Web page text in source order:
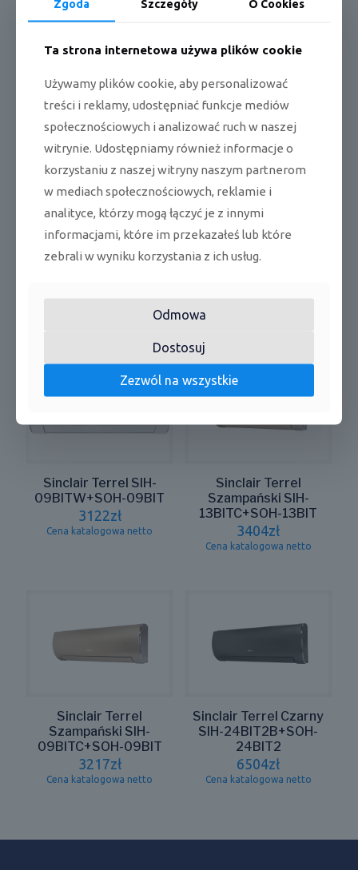
Dane techniczne:
*odpowiednia wentylacja i temperatura kilku pomieszczeń
*sterowanie przepustnicami powietrza
*automatyczna kontrola pracy wentylatora
*elastyczna instalacja
*liniowa kontrola sprężu dyspozycyjnego (technologia ESP)
*praca w wielu pomieszczeniach
Sinclair Terrel SIH-
09BITW+SOH-09BIT
3122zł
Cena katalogowa netto
Sinclair Terrel
Szampański SIH-
13BITC+SOH-13BIT
3404zł
Cena katalogowa netto
Sinclair Terrel
Szampański SIH-
09BITC+SOH-09BIT
3217zł
Cena katalogowa netto
Sinclair Terrel Czarny
SIH-24BIT2B+SOH-
24BIT2
6504zł
Cena katalogowa netto
Zgoda Szczegóły O Cookies
Ta strona internetowa używa plików cookie
Używamy plików cookie, aby personalizować
treści i reklamy, udostępniać funkcje mediów
społecznościowych i analizować ruch w naszej
witrynie. Udostępniamy również informacje o
korzystaniu z naszej witryny naszym partnerom
w mediach społecznościowych, reklamie i
analityce, którzy mogą łączyć je z innymi
informacjami, które im przekazałeś lub które
zebrali w wyniku korzystania z ich usług.
Odmowa
Dostosuj
Zezwól na wszystkie